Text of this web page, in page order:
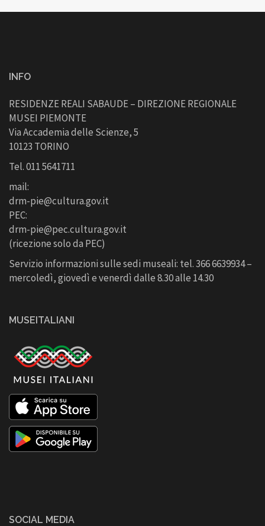
INFO
RESIDENZE REALI SABAUDE – DIREZIONE REGIONALE
MUSEI PIEMONTE
Via Accademia delle Scienze, 5
10123 TORINO
Tel. 011 5641711
mail:
drm-pie@cultura.gov.it
PEC:
drm-pie@pec.cultura.gov.it
(ricezione solo da PEC)
Servizio informazioni sulle sedi museali: tel. 366 6639934 –
mercoledì, giovedì e venerdì dalle 8.30 alle 14.30
MUSEITALIANI
SOCIAL MEDIA